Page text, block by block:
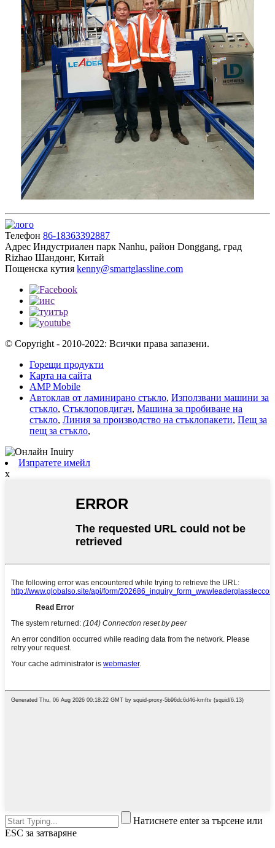
Телефон 86-18363392887
Адрес Индустриален парк Nanhu, район Donggang, град
Rizhao Шандонг, Китай
Пощенска кутия kenny@smartglassline.com
© Copyright - 2010-2022: Всички права запазени.
Горещи продукти
Карта на сайта
AMP Mobile
Автоклав от ламинирано стъкло, Използвани машини за
стъкло, Стъклоповдигач, Машина за пробиване на
стъкло, Линия за производство на стъклопакети, Пещ за
пещ за стъкло,
Изпратете имейл
x
Натиснете enter за търсене или
ESC за затваряне